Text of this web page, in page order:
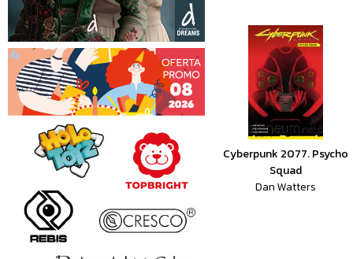
Cyberpunk 2077. Psycho
Squad
Dan Watters